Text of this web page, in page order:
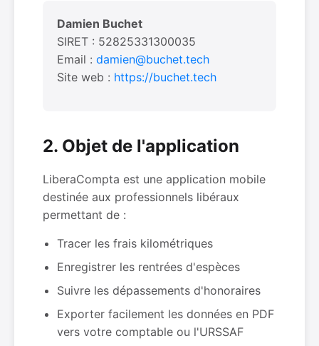
Damien Buchet
SIRET : 52825331300035
Email : damien@buchet.tech
Site web : https://buchet.tech
2. Objet de l'application
LiberaCompta est une application mobile
destinée aux professionnels libéraux
permettant de :
Tracer les frais kilométriques
Enregistrer les rentrées d'espèces
Suivre les dépassements d'honoraires
Exporter facilement les données en PDF
vers votre comptable ou l'URSSAF